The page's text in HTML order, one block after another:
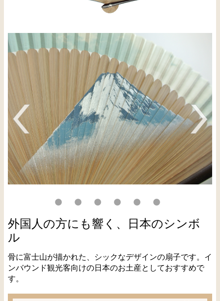
外国人の方にも響く、日本のシンボ
ル
骨に富士山が描かれた、シックなデザインの扇子です。イ
ンバウンド観光客向けの日本のお土産としておすすめで
す。